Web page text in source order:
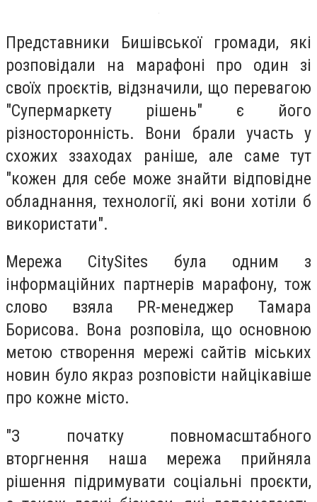
Представники Бишівської громади, які
розповідали на марафоні про один зі
своїх проєктів, відзначили, що перевагою
"Супермаркету рішень" є його
різносторонність. Вони брали участь у
схожих ззаходах раніше, але саме тут
"кожен для себе може знайти відповідне
обладнання, технології, які вони хотіли б
використати".
Мережа CitySites була одним з
інформаційних партнерів марафону, тож
слово взяла PR-менеджер Тамара
Борисова. Вона розповіла, що основною
метою створення мережі сайтів міських
новин було якраз розповісти найцікавіше
про кожне місто.
"З початку повномасштабного
вторгнення наша мережа прийняла
рішення підримувати соціальні проєкти,